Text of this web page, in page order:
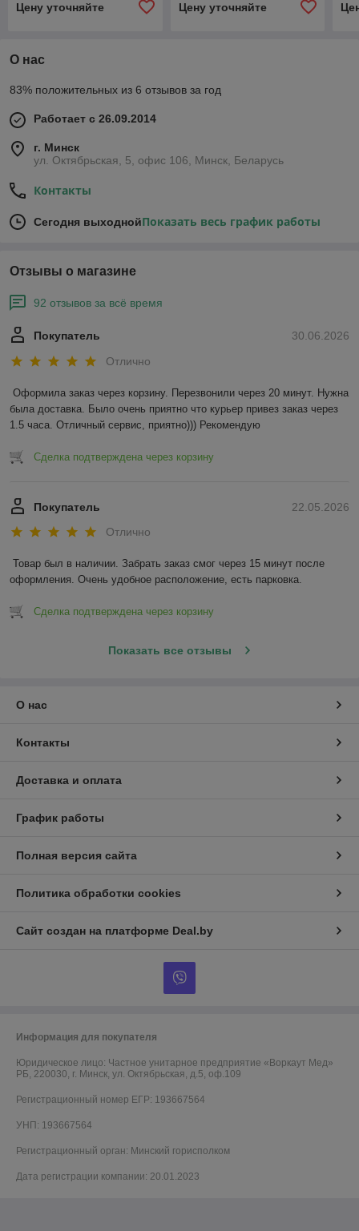
Цену уточняйте Цену уточняйте
О нас
83% положительных из 6 отзывов за год
Работает с 26.09.2014
г. Минск
ул. Октябрьская, 5, офис 106, Минск, Беларусь
Контакты
Сегодня выходнойПоказать весь график работы
Отзывы о магазине
92 отзывов за всё время
30.06.2026
Покупатель
Отлично
Оформила заказ через корзину. Перезвонили через 20 минут. Нужна
была доставка. Было очень приятно что курьер привез заказ через
1.5 часа. Отличный сервис, приятно))) Рекомендую
Сделка подтверждена через корзину
22.05.2026
Покупатель
Отлично
Товар был в наличии. Забрать заказ смог через 15 минут после
оформления. Очень удобное расположение, есть парковка.
Сделка подтверждена через корзину
Показать все отзывы
О нас
Контакты
Доставка и оплата
График работы
Полная версия сайта
Политика обработки cookies
Сайт создан на платформе Deal.by
Информация для покупателя
Юридическое лицо: Частное унитарное предприятие «Воркаут Мед»
РБ, 220030, г. Минск, ул. Октябрьская, д.5, оф.109
Регистрационный номер ЕГР: 193667564
УНП: 193667564
Регистрационный орган: Минский горисполком
Дата регистрации компании: 20.01.2023